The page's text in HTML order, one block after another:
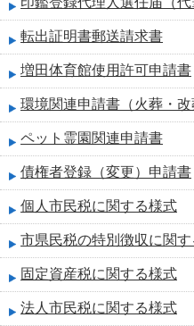
転出証明書郵送請求書
増田体育館使用許可申請書
環境関連申請書（火葬・改
ペット霊園関連申請書
債権者登録（変更）申請書
個人市民税に関する様式
市県民税の特別徴収に関
固定資産税に関する様式
法人市民税に関する様式